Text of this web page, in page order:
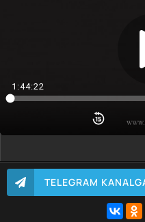
1:44:22
TELEGRAM